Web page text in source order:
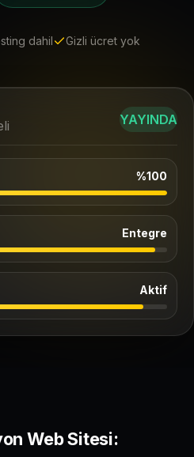
dahil Gizli ücret yok
YAYINDA
%100
Entegre
Aktif
Web Sitesi: